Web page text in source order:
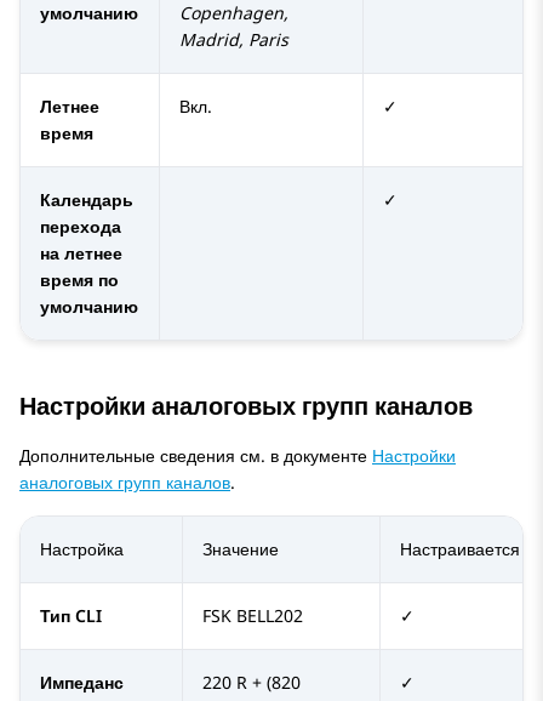
умолчанию
Copenhagen,
Madrid, Paris
Летнее
время
Вкл. ✓
Календарь
перехода
на летнее
время по
умолчанию
✓
Настройки аналоговых групп каналов
Дополнительные сведения см. в документе Настройки
аналоговых групп каналов.
Настройка Значение Настраивается
Тип CLI FSK BELL202 ✓
Импеданс
220 R + (820
✓